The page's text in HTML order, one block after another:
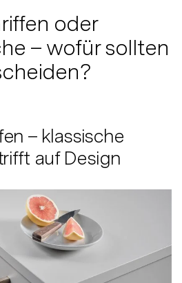
oder
– wofür sollten
– klassische
auf Design